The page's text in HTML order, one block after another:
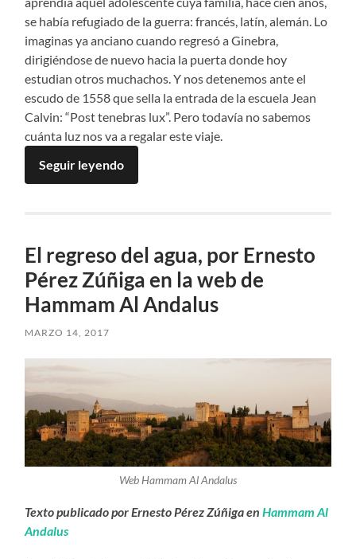
se había refugiado de la guerra: francés, latín, alemán. Lo
imaginas ya anciano cuando regresó a Ginebra,
dirigiéndose de nuevo hacia la puerta donde hoy
estudian otros muchachos. Y nos detenemos ante el
escudo de 1558 que sella la entrada de la escuela Jean
Calvin: “Post tenebras lux”. Pero todavía no sabemos
cuánta luz nos va a regalar este viaje.
Seguir leyendo
El regreso del agua, por Ernesto
Pérez Zúñiga en la web de
Hammam Al Andalus
MARZO 14, 2017
Web Hammam Al Andalus
Texto publicado por Ernesto Pérez Zúñiga enHammam Al
Andalus